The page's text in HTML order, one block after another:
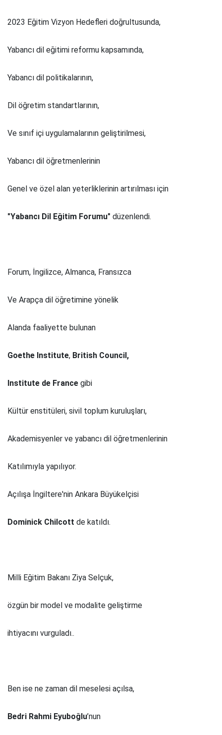
2023 Eğitim Vizyon Hedefleri doğrultusunda,
Yabancı dil eğitimi reformu kapsamında,
Yabancı dil politikalarının,
Dil öğretim standartlarının,
Ve sınıf içi uygulamalarının geliştirilmesi,
Yabancı dil öğretmenlerinin
Genel ve özel alan yeterliklerinin artırılması için
"Yabancı Dil Eğitim Forumu" düzenlendi.
Forum, İngilizce, Almanca, Fransızca
Ve Arapça dil öğretimine yönelik
Alanda faaliyette bulunan
Goethe Institute, British Council,
Institute de France gibi
Kültür enstitüleri, sivil toplum kuruluşları,
Akademisyenler ve yabancı dil öğretmenlerinin
Katılımıyla yapılıyor.
Açılışa İngiltere'nin Ankara Büyükelçisi
Dominick Chilcott de katıldı.
Milli Eğitim Bakanı Ziya Selçuk,
özgün bir model ve modalite geliştirme
ihtiyacını vurguladı..
Ben ise ne zaman dil meselesi açılsa,
Bedri Rahmi Eyuboğlu’nun